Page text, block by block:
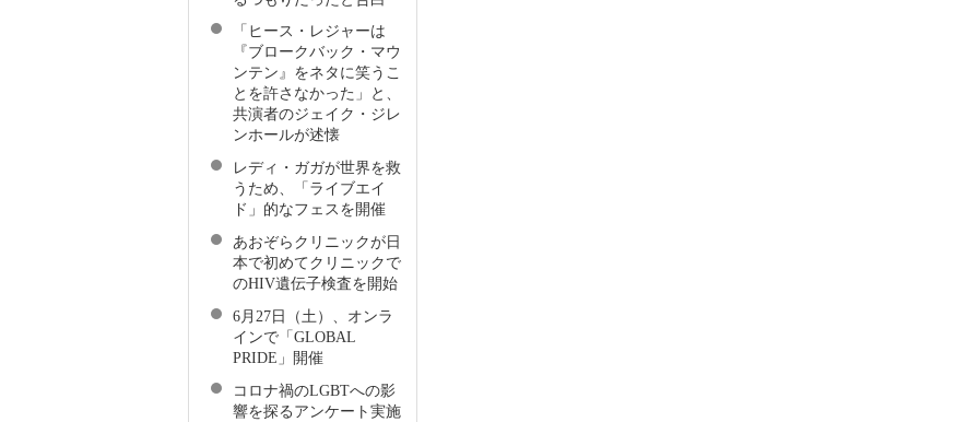
「ヒース・レジャーは
『ブロークバック・マウ
ンテン』をネタに笑うこ
とを許さなかった」と、
共演者のジェイク・ジレ
ンホールが述懐
レディ・ガガが世界を救
うため、「ライブエイ
ド」的なフェスを開催
あおぞらクリニックが日
本で初めてクリニックで
のHIV遺伝子検査を開始
6月27日（土）、オンラ
インで「GLOBAL
PRIDE」開催
コロナ禍のLGBTへの影
響を探るアンケート実施